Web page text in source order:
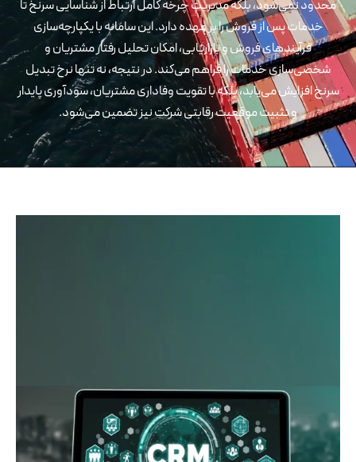
محدود نمی‌شود، بلکه مدیریت چرخه کامل ارتباط از شناسایی سرنخ تا
خدمات پس از فروش را بر عهده دارد. این سامانه با یکپارچه‌سازی
فرآیندهای فروش و بازاریابی، امکان تحلیل رفتار مشتریان و
شخصی‌سازی خدمات را فراهم می‌کند. در نتیجه، نه تنها نرخ تبدیل
سرنخ افزایش می‌یابد، بلکه با تقویت وفاداری مشتریان، سودآوری پایدار
و تثبیت موقعیت رقابتی شرکت نیز تضمین می‌شود.